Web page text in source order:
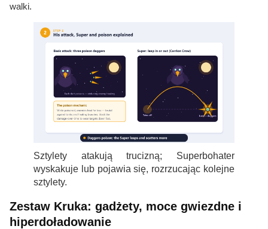
walki.
Sztylety atakują trucizną; Superbohater
wyskakuje lub pojawia się, rozrzucając kolejne
sztylety.
Zestaw Kruka: gadżety, moce gwiezdne i
hiperdoładowanie